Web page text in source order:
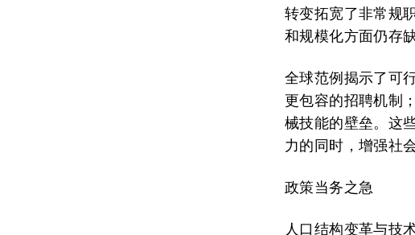
转变拓宽了非常规
和规模化方面仍存缺
全球范例揭示了可
更包容的招聘机制
械技能的壁垒。这
力的同时，增强社
政策当务之急
人口结构变革与技